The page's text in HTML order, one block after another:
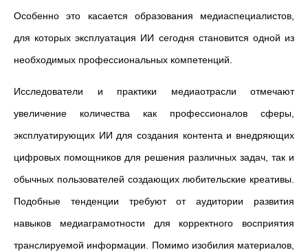
Особенно это касается образования медиаспециалистов,
для которых эксплуатация ИИ сегодня становится одной из
необходимых профессиональных компетенций.
Исследователи и практики медиаотрасли отмечают
увеличение количества как профессионалов сферы,
эксплуатирующих ИИ для создания контента и внедряющих
цифровых помощников для решения различных задач, так и
обычных пользователей создающих любительские креативы.
Подобные тенденции требуют от аудитории развития
навыков медиаграмотности для корректного восприятия
транслируемой информации. Помимо изобилия материалов,